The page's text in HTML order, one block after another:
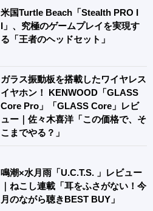
米国Turtle Beach「Stealth PRO I
I」、究極のゲームプレイを実現す
る「王者のヘッドセット」
ガラス振動板を搭載したワイヤレス
イヤホン！ KENWOOD「GLASS
Core Pro」「GLASS Core」レビ
ュー｜佐々木喜洋「この価格で、そ
こまでやる？」
鳴潮×水月雨「U.C.T.S. 」レビュー
｜ねこし連載「耳をふさがない！今
月のながら聴きBEST BUY」